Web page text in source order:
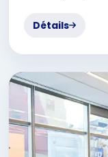
Détails